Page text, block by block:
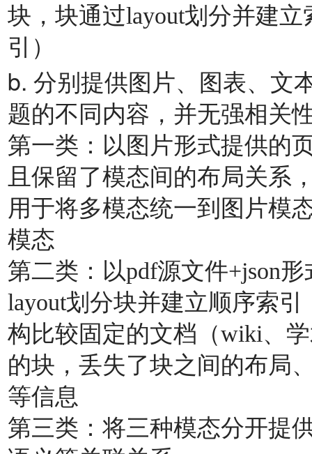
块，块通过layout划分并建⽴
引）
b. 分别提供图⽚、图表、⽂
题的不同内容，并⽆强相关
第⼀类：以图⽚形式提供的
且保留了模态间的布局关系
⽤于将多模态统⼀到图⽚模
模态
第⼆类：以pdf源⽂件+json
layout划分块并建⽴顺序索
构⽐较固定的⽂档（wiki、
的块，丢失了块之间的布局
等信息
第三类：将三种模态分开提